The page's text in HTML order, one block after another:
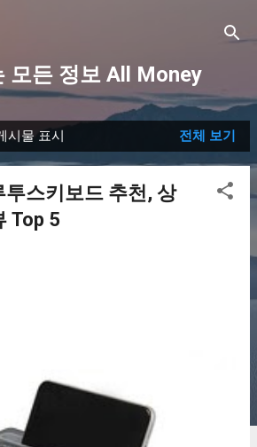
모든 정보 All Money
시물 표시 전체 보기
투스키보드 추천, 상
Top 5